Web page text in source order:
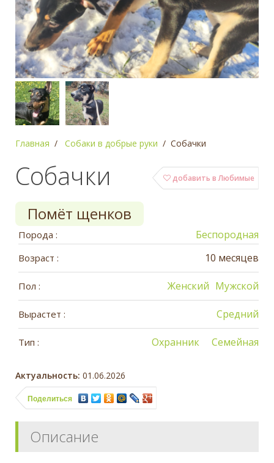
Главная Собаки в добрые руки Собачки
добавить в Любимые
Собачки
Помёт щенков
Порода : Беспородная
Возраст : 10 месяцев
Пол : Мужской
Женский
Вырастет : Средний
Тип : Семейная
Охранник
Актуальность: 01.06.2026
Поделиться
Описание